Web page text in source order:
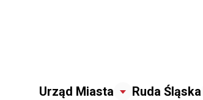
Urząd Miasta Ruda Śląska